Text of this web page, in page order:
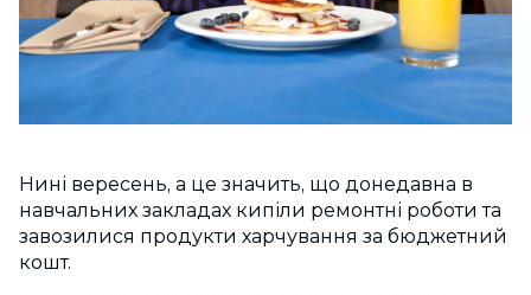
Нині вересень, а це значить, що донедавна в
навчальних закладах кипіли ремонтні роботи та
завозилися продукти харчування за бюджетний
кошт.